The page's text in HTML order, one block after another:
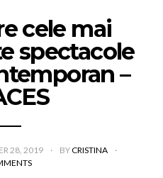
cele mai
spectacole
–
28, 2019 BYCRISTINA